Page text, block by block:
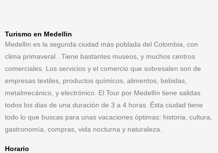
Turismo en Medellin
Medellín es la segunda ciudad más poblada del Colombia, con
clima primaveral . Tiene bastantes museos, y muchos centros
comerciales. Los servicios y el comercio que sobresalen son de​
empresas textiles, productos químicos, alimentos, bebidas,
metalmecánico, y electrónico. El Tour por Medellín tiene salidas
todos los dias de una duración de 3 a 4 horas. Ésta ciudad tiene
todo lo que buscas para unas vacaciones óptimas: historia, cultura,
gastronomía, compras, vida nocturna y naturaleza.
Horario